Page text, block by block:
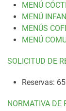
MENÚ
MENÚ
MENÚS
MENÚ
SOLICITUD DE
Reservas:
NORMATIVA DE